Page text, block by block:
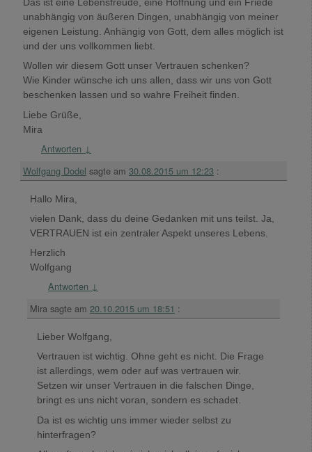
Das ist eine Lebensfreude, eine Hoffnung und ein Friede
unabhängig von äußeren Dingen, unabhängig von meiner
eigenen Leistung. Anhängig von Gott, dem alles möglich ist
und der uns vollkommen liebt.
Wollen wir diesem Gott unser Vertrauen schenken?
Wie Kinder wünsche ich uns allen, dass wir uns von Gott
beschenken lassen und so wahre Freiheit finden.
Liebe Grüße,
Mira
Antworten ↓
Wolfgang Dodel sagte am 30.08.2015 um 12:23 :
Hallo Mira,
vielen Dank, dass du deine Gedanken mit uns teilst. Ja,
VERTRAUEN ist ein zentraler Aspekt unseres Lebens.
Herzlich
Wolfgang
Antworten ↓
Mira sagte am 20.10.2015 um 18:51 :
Lieber Wolfgang,
Vertrauen ist wichtig. Ohne geht es nicht. Die Frage
ist allerdings, wem oder auf was vertrauen wir.
Setzen wir unser Vertrauen in die falschen Dinge,
bringt es uns nicht voran, sondern es schadet.
Da ist es wichtig uns immer wieder selbst zu
hinterfragen?